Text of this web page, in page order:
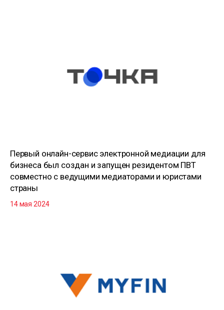
Первый онлайн-сервис электронной медиации для
бизнеса был создан и запущен резидентом ПВТ
совместно с ведущими медиаторами и юристами
страны
14 мая 2024